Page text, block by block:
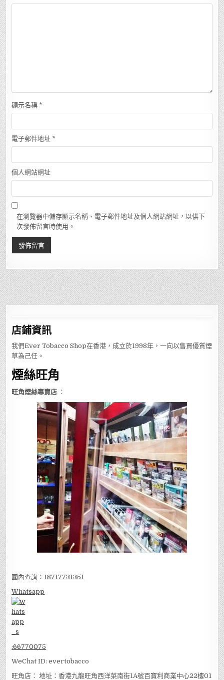
顯示名稱 *
電子郵件地址 *
個人網站網址
在瀏覽器中儲存顯示名稱、電子郵件地址及個人網站網址，以供下
次發佈留言時使用。
店鋪資訊
我們Ever Tobacco Shop在香港，成立於1998年，一向以售買優質煙
草為己任。
煙絲旺角
旺角煙絲專賣店 ：
國內查詢： 18717731351
Whatsapp
:66770075
WeChat ID: evertobacco
旺角店： 地址：香港九龍旺角西洋菜南街1A號百寶利商業中心22樓01